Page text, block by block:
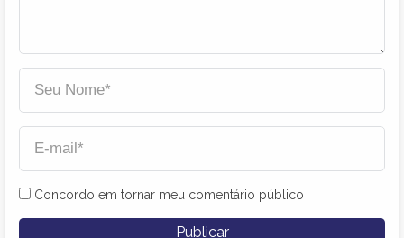
Concordo em tornar meu comentário público